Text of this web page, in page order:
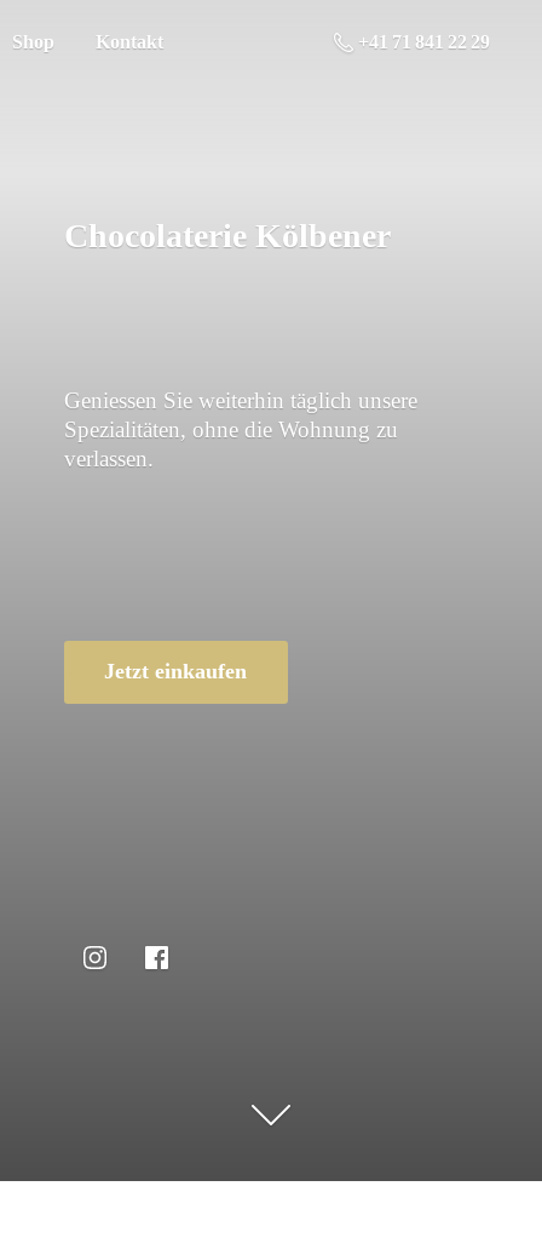
Shop Kontakt +41 71 841 22 29
Chocolaterie Kölbener
Geniessen Sie weiterhin täglich unsere
Spezialitäten, ohne die Wohnung zu
verlassen.
Jetzt einkaufen